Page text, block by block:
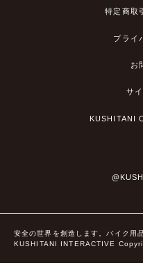
特定商取
プライ
お
サ
KUSHITANI
安全の世界を創造します。バイク用
KUSHITANI INTERACTIVE